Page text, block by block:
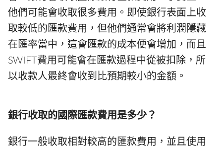
他們可能會收取很多費用。即使銀行表面上收
取較低的匯款費用，但他們通常會將利潤隱藏
在匯率當中，這會匯款的成本便會增加，而且
SWIFT費用可能會在匯款過程中從被扣除，所
以收款人最終會收到比預期較小的金額。
銀行收取的國際匯款費用是多少？
銀行一般收取相對較高的匯款費用，並且使用